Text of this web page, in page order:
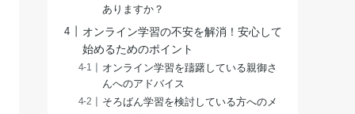
ありますか？
オンライン学習の不安を解消！安心して
始めるためのポイント
オンライン学習を躊躇している親御さ
んへのアドバイス
そろばん学習を検討している方へのメ